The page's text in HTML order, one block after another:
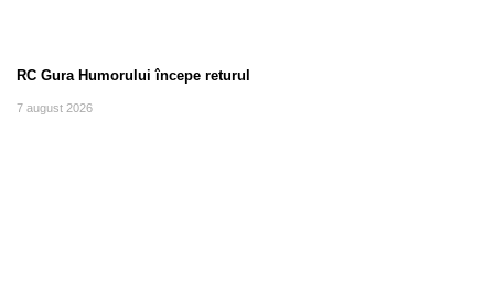
RC Gura Humorului începe returul
7 august 2026